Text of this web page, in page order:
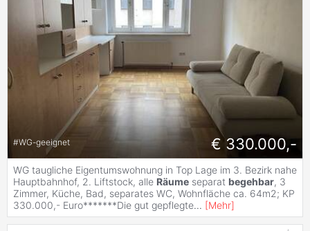
#WG-geeignet € 330.000,-
WG taugliche Eigentumswohnung in Top Lage im 3. Bezirk nahe
Hauptbahnhof, 2. Liftstock, alle Räume separat begehbar, 3
Zimmer, Küche, Bad, separates WC, Wohnfläche ca. 64m2; KP
330.000,- Euro*******Die gut gepflegte... [Mehr]